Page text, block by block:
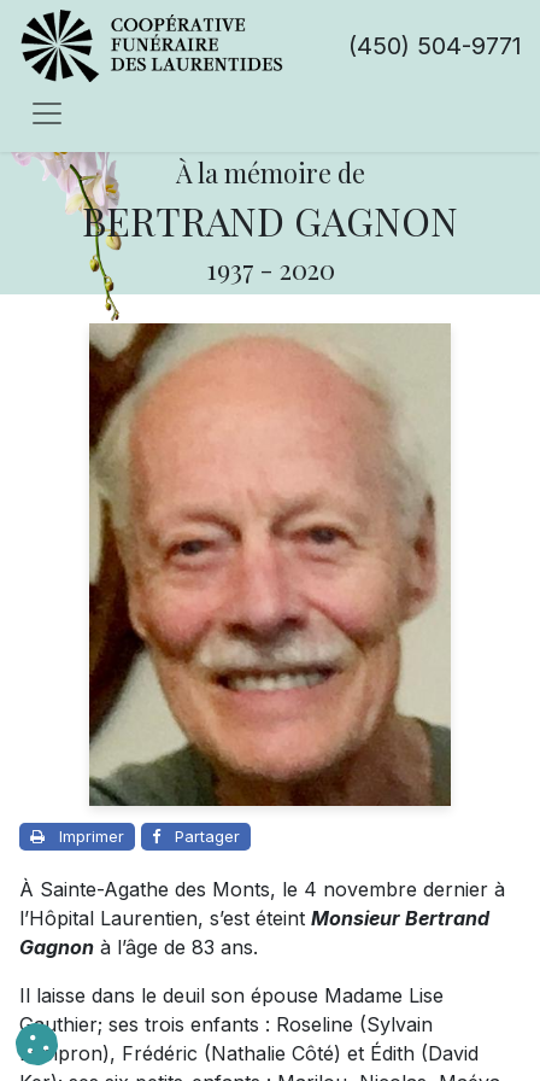
(450) 504-9771
À la mémoire de
BERTRAND GAGNON
1937 - 2020
Imprimer Partager
À Sainte-Agathe des Monts, le 4 novembre dernier à
l’Hôpital Laurentien, s’est éteint Monsieur Bertrand
Gagnon à l’âge de 83 ans.
Il laisse dans le deuil son épouse Madame Lise
Gauthier; ses trois enfants : Roseline (Sylvain
Lampron), Frédéric (Nathalie Côté) et Édith (David